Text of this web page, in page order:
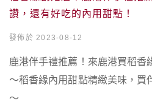
讚，還有好吃的內用甜點！
發佈於 2023-08-12
鹿港伴手禮推薦！來鹿港買稻香
～稻香緣內用甜點精緻美味，買
～